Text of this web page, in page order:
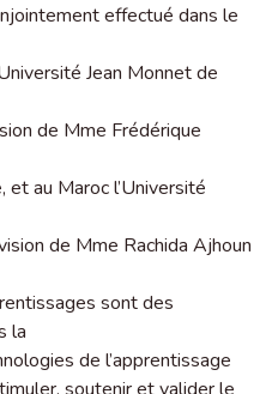
effectué dans le
Jean Monnet de
de Mme Frédérique
et au Maroc l’Université
de Mme Rachida Ajhoun
sont des
la
de l’apprentissage